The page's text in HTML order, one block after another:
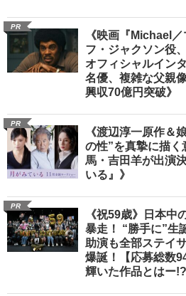
PR
《映画『Michael
フ・ジャクソン役
オフィシャルイン
名優、複雑な父親
興収70億円突破》
PR
《渡辺淳一原作＆
の性”を真摯に描
馬・吉田羊が出演
いる』》
PR
《祝59歳》日本中
暴走！ “勝手に”生
助演も全部ステイ
爆誕！【応募総数
輝いた作品とはー!?